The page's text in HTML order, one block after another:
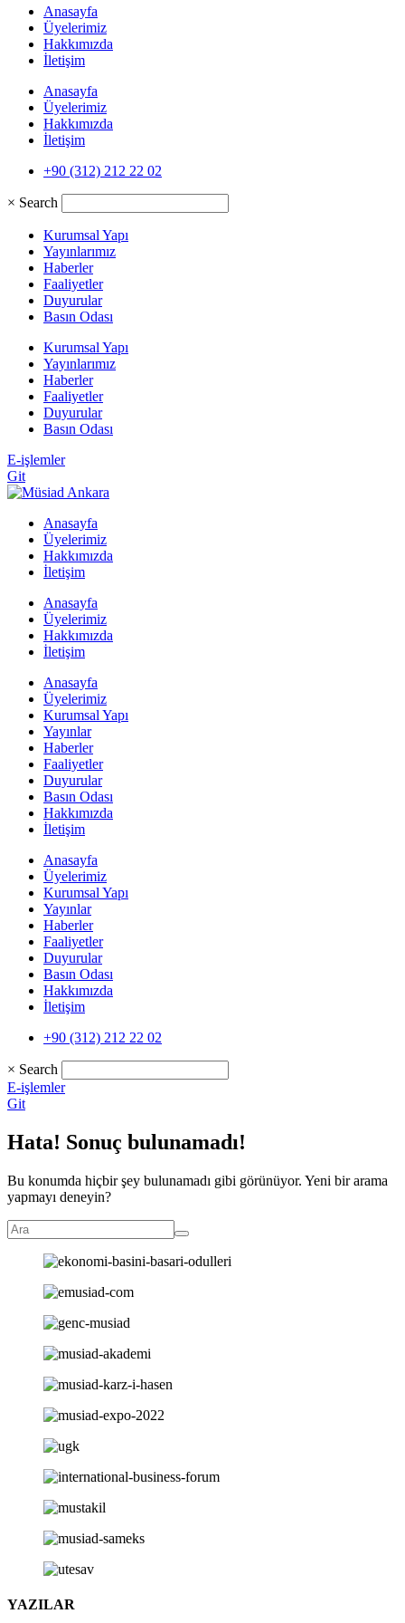
Anasayfa
Üyelerimiz
Hakkımızda
İletişim
Anasayfa
Üyelerimiz
Hakkımızda
İletişim
+90 (312) 212 22 02
× Search
Kurumsal Yapı
Yayınlarımız
Haberler
Faaliyetler
Duyurular
Basın Odası
Kurumsal Yapı
Yayınlarımız
Haberler
Faaliyetler
Duyurular
Basın Odası
E-işlemler
Git
Anasayfa
Üyelerimiz
Hakkımızda
İletişim
Anasayfa
Üyelerimiz
Hakkımızda
İletişim
Anasayfa
Üyelerimiz
Kurumsal Yapı
Yayınlar
Haberler
Faaliyetler
Duyurular
Basın Odası
Hakkımızda
İletişim
Anasayfa
Üyelerimiz
Kurumsal Yapı
Yayınlar
Haberler
Faaliyetler
Duyurular
Basın Odası
Hakkımızda
İletişim
+90 (312) 212 22 02
× Search
E-işlemler
Git
Hata! Sonuç bulunamadı!
Bu konumda hiçbir şey bulunamadı gibi görünüyor. Yeni bir arama
yapmayı deneyin?
YAZILAR